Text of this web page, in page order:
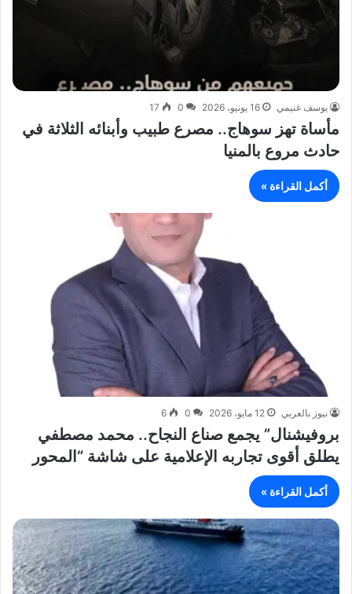
يوسف غنيمي 16 يونيو، 2026 0
17
مأساة تهز سوهاج.. مصرع طبيب وأبنائه الثلاثة في
حادث مروع بالمنيا
أكمل القراءة »
نيوز بالعربي 12 مايو، 2026 0
6
بروفيشنال” يجمع صناع النجاح.. محمد مصطفي
يطلق أقوى تجاربه الإعلامية على شاشة “المحور
أكمل القراءة »